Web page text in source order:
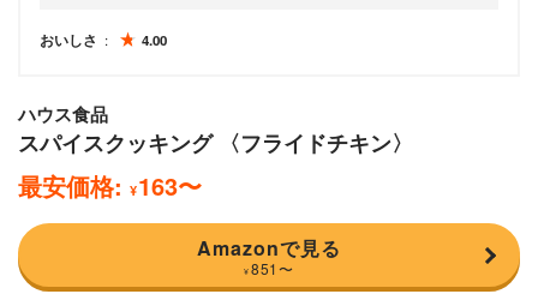
おいしさ 4.00
ハウス食品
スパイスクッキング 〈フライドチキン〉
最安価格: ¥163〜
Amazonで見る
¥ 851〜